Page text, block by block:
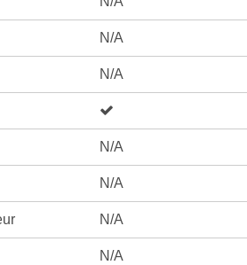
N/A
N/A
N/A
N/A
N/A
N/A